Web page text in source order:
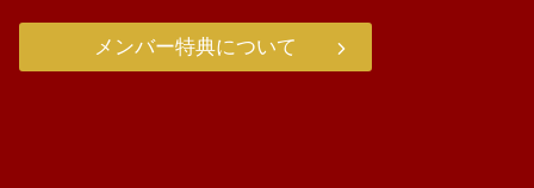
メンバー特典について